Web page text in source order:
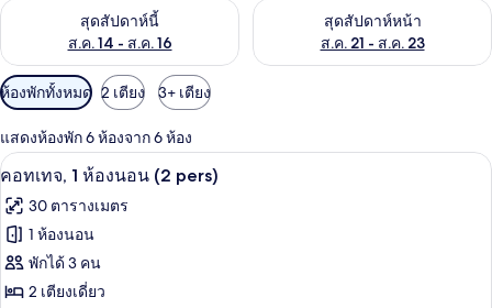
สุดสัปดาห์นี้
ส.ค. 14 - ส.ค. 16
ตรวจสอบจำนวนห้องพักว่างในสุดสัปดาห์นี้ ส.ค. 14 - ส.ค. 16
สุดสัปดาห์หน้า
ส.ค. 21 - ส.ค. 23
ตรวจสอบจำนวนห้องพักว่างใน
ตัว
กรอง
ที่
มี
ให้
สำหรับ
ห้อง
พัก
ห้องพักทั้งหมด 2 เตียง 3+ เตียง
แสดงห้องพัก 6 ห้องจาก 6 ห้อง
เปิด
ภาพถ่าย
ทั้งหมด
ของ
คอ
คอทเทจ, 1 ห้องนอน (2 pers) | ผ้าปูที่นอน
5
คอทเทจ, 1 ห้องนอน (2 pers)
30 ตารางเมตร
1 ห้องนอน
พักได้ 3 คน
2 เตียงเดี่ยว